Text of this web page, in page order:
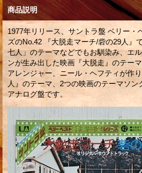
商品説明
1977年リリース、サントラ盤 ベリー・
ズのNo.42 『大脱走マーチ/砦の29人
七人」のテーマなどでもお馴染み、エ
ンが生み出した映画『大脱走』のテー
アレンジャー、ニール・ヘフティが作
人』のテーマ、2つの映画のテーマソン
アナログ盤です。